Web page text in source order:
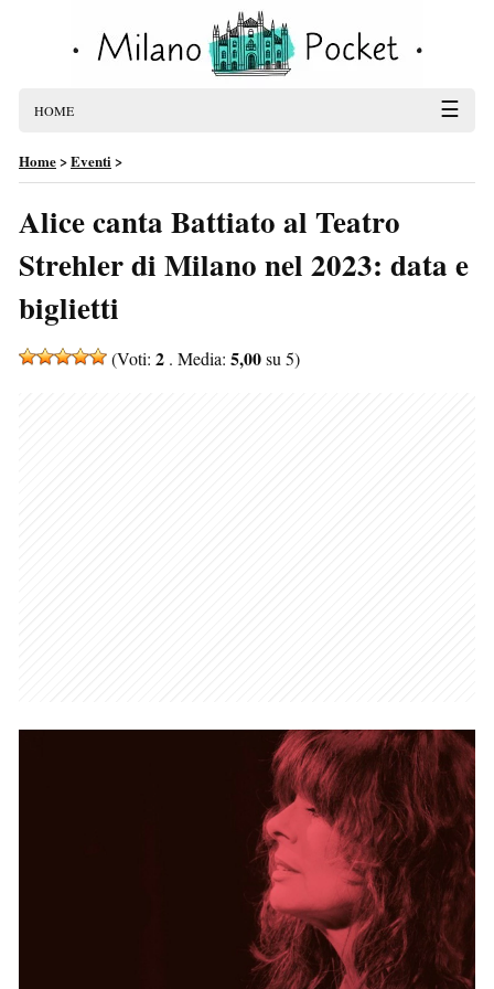
HOME ☰
Home>Eventi>
Alice canta Battiato al Teatro
Strehler di Milano nel 2023: data e
biglietti
(Voti: 2 . Media: 5,00su 5)